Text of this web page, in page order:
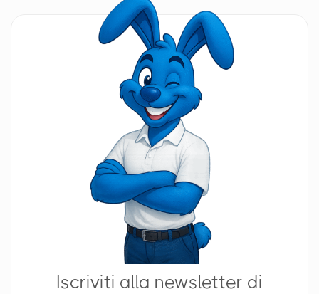
Iscriviti alla newsletter di